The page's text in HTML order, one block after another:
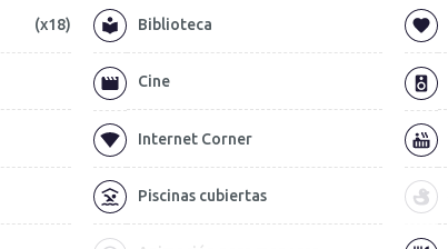
(x18) Biblioteca
Cine
Internet Corner
Piscinas cubiertas